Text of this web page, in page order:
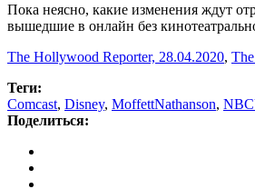
Пока неясно, какие изменения ждут
вышедшие в онлайн без
The Hollywood Reporter, 28.04.2020,
Теги:
Comcast, Disney, MoffettNathanson,
Поделиться: